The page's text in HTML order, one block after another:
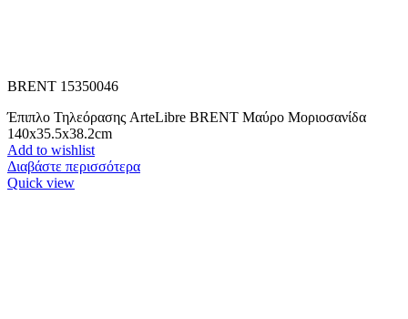
BRENT 15350046
Έπιπλο Τηλεόρασης ArteLibre BRENT Μαύρο Μοριοσανίδα
140x35.5x38.2cm
Add to wishlist
Διαβάστε περισσότερα
Quick view